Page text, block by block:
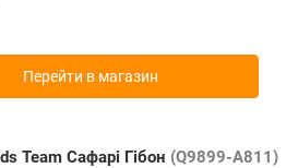
Перейти в магазин
Team Сафарі Гібон (Q9899-A811)